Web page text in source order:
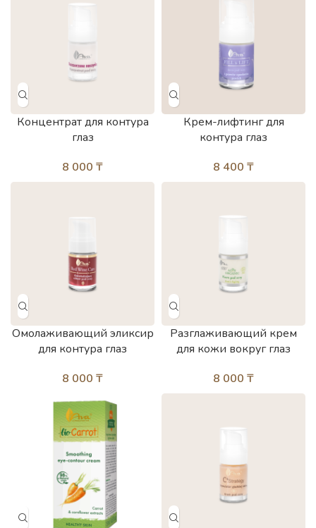
Концентрат для контура
глаз
8 000 ₸
Крем-лифтинг для
контура глаз
8 400 ₸
Омолаживающий эликсир
для контура глаз
8 000 ₸
Разглаживающий крем
для кожи вокруг глаз
8 000 ₸